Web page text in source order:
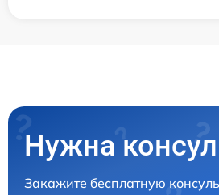
Нужна
Закажите бесплатную